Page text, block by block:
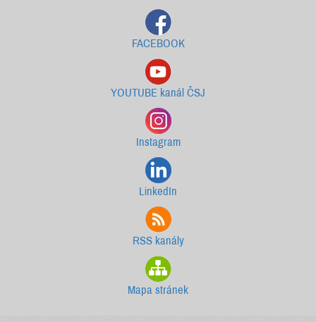
FACEBOOK
YOUTUBE kanál ČSJ
Instagram
LinkedIn
RSS kanály
Mapa stránek